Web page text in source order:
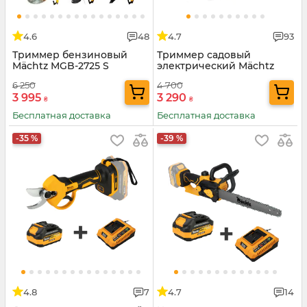
4.6 48
Триммер бензиновый
Mächtz MGB-2725 S
6 250
3 995 ₴
Бесплатная доставка
4.7 93
Триммер садовый
электрический Mächtz
4 700
3 290 ₴
Бесплатная доставка
-35 %
4.8 7
-39 %
4.7 14